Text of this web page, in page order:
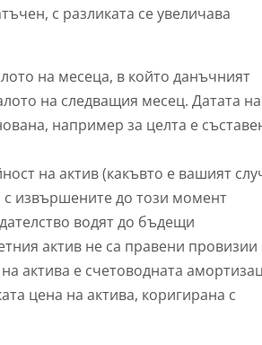
с разликата се увеличава
на месеца, в който данъчният
на следващия месец. Датата на
например за целта е
на актив (какъвто е вашият
с извършените до този момент
водят до бъдещи
актив не са правени провизии
актива е счетоводната
цена на актива, коригирана с